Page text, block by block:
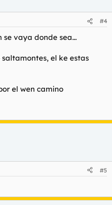
#4
se vaya donde sea...
el ke estas
el wen camino
#5